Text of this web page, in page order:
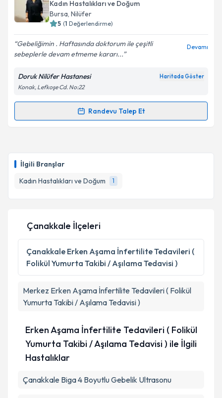
İlgili Branşlar
Kadın Hastalıkları ve Doğum
1
Kadın Hastalıkları ve Doğum
Bursa, Nilüfer
5 (1 Değerlendirme)
Gebeliğimin . Haftasında doktorum ile çeşitli
sebeplerle devam etmeme kararı...
Devamı
Doruk Nilüfer Hastanesi Haritada Göster
Konak, Lefkoşe Cd. No:22
Randevu Talep Et
Randevu Takvimi Talebi
takvim hazırlandığında e-posta ile bilgilendireceğiz.
Kişisel verilerimin işlenmesine ilişkinAydınlatma
Metni
'ni okudum ve kişisel verilerimin belirtilen
kapsamda işlenmesini kabul ediyorum.
Takvim Talebini Gönder
Çanakkale İlçeleri
Çanakkale Erken Aşama İnfertilite Tedavileri (
Folikül Yumurta Takibi / Aşılama Tedavisi )
Merkez Erken Aşama İnfertilite Tedavileri ( Folikül
Yumurta Takibi / Aşılama Tedavisi )
Erken Aşama İnfertilite Tedavileri ( Folikül
Yumurta Takibi / Aşılama Tedavisi ) ile İlgili
Hastalıklar
Çanakkale Biga 4 Boyutlu Gebelik Ultrasonu